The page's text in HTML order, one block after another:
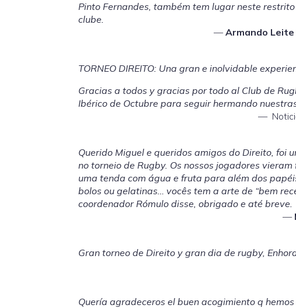
Pinto Fernandes, também tem lugar neste
clube.
Armando
TORNEO DIREITO: Una gran e inolvidable
Gracias a todos y gracias por todo al Club de
Ibérico de Octubre para seguir hermando
Querido Miguel e queridos amigos do Direito, foi
no torneio de Rugby. Os nossos jogadores
uma tenda com água e fruta para além dos
bolos ou gelatinas… vocês tem a arte de “bem
coordenador Rómulo disse, obrigado e até breve.
Gran torneo de Direito y gran dia de rugby,
Quería agradeceros el buen acogimiento q